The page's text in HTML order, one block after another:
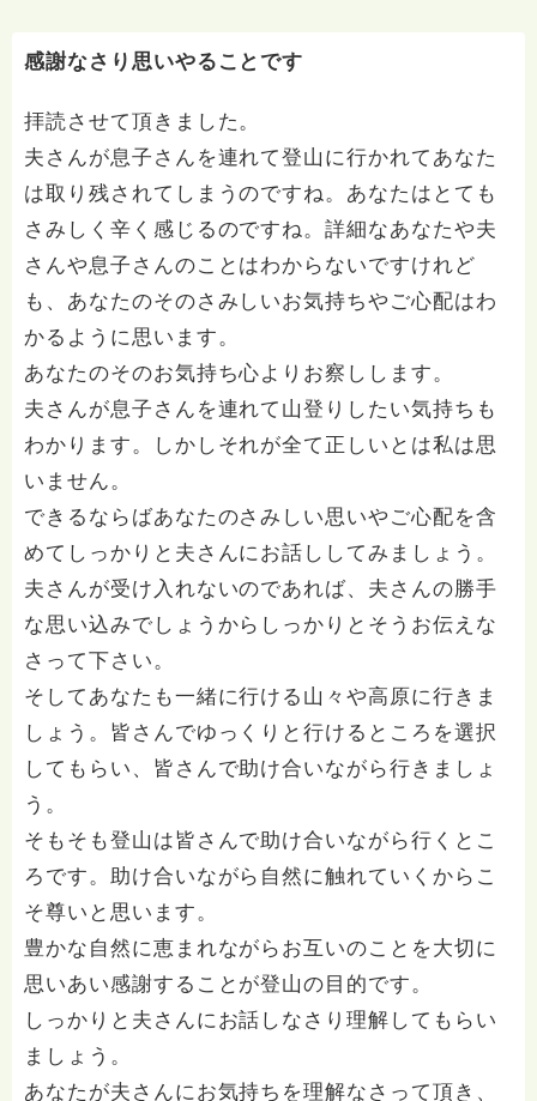
感謝なさり思いやることです
拝読させて頂きました。
夫さんが息子さんを連れて登山に行かれてあなた
は取り残されてしまうのですね。あなたはとても
さみしく辛く感じるのですね。詳細なあなたや夫
さんや息子さんのことはわからないですけれど
も、あなたのそのさみしいお気持ちやご心配はわ
かるように思います。
あなたのそのお気持ち心よりお察しします。
夫さんが息子さんを連れて山登りしたい気持ちも
わかります。しかしそれが全て正しいとは私は思
いません。
できるならばあなたのさみしい思いやご心配を含
めてしっかりと夫さんにお話ししてみましょう。
夫さんが受け入れないのであれば、夫さんの勝手
な思い込みでしょうからしっかりとそうお伝えな
さって下さい。
そしてあなたも一緒に行ける山々や高原に行きま
しょう。皆さんでゆっくりと行けるところを選択
してもらい、皆さんで助け合いながら行きましょ
う。
そもそも登山は皆さんで助け合いながら行くとこ
ろです。助け合いながら自然に触れていくからこ
そ尊いと思います。
豊かな自然に恵まれながらお互いのことを大切に
思いあい感謝することが登山の目的です。
しっかりと夫さんにお話しなさり理解してもらい
ましょう。
あなたが夫さんにお気持ちを理解なさって頂き、